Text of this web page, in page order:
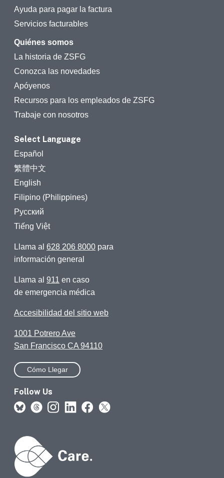
Ayuda para pagar la factura
Servicios facturables
Quiénes somos
La historia de ZSFG
Conozca las novedades
Apóyenos
Recursos para los empleados de ZSFG
Trabaje con nosotros
Select Language
Español
繁體中文
English
Filipino (Philippines)
Русский
Tiếng Việt
Llama al 628 206 8000 para
información general
Llama al 911 en caso
de emergencia médica
Accesibilidad del sitio web
1001 Potrero Ave
San Francisco CA 94110
Cómo Llegar
Follow Us